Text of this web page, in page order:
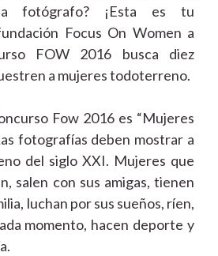
fotógrafo? ¡Esta es tu
Focus On Women a
FOW 2016 busca diez
a mujeres todoterreno.
Fow 2016 es “Mujeres
fotografías deben mostrar a
del siglo XXI. Mujeres que
salen con sus amigas, tienen
luchan por sus sueños, ríen,
momento, hacen deporte y